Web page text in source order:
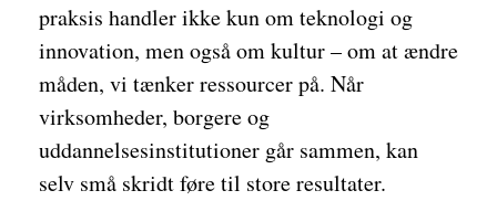
praksis handler ikke kun om teknologi og
innovation, men også om kultur – om at ændre
måden, vi tænker ressourcer på. Når
virksomheder, borgere og
uddannelsesinstitutioner går sammen, kan
selv små skridt føre til store resultater.